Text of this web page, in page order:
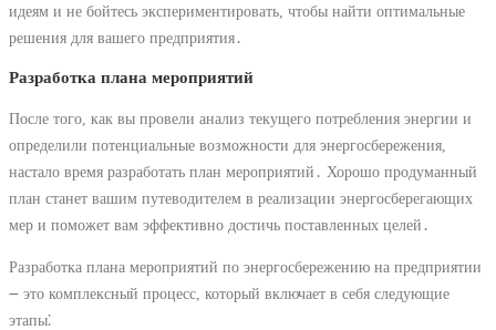
идеям и не бойтесь экспериментировать, чтобы найти оптимальные
решения для вашего предприятия․
Разработка плана мероприятий
После того, как вы провели анализ текущего потребления энергии и
определили потенциальные возможности для энергосбережения,
настало время разработать план мероприятий․ Хорошо продуманный
план станет вашим путеводителем в реализации энергосберегающих
мер и поможет вам эффективно достичь поставленных целей․
Разработка плана мероприятий по энергосбережению на предприятии
౼ это комплексный процесс, который включает в себя следующие
этапы⁚